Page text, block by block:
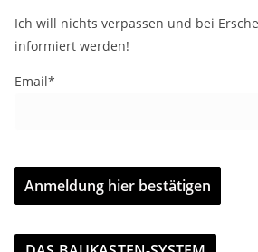
Ich will nichts verpassen und bei
informiert werden!
Email*